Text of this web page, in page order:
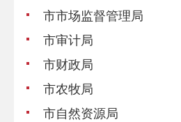
市市场监督管理局
市审计局
市财政局
市农牧局
市自然资源局